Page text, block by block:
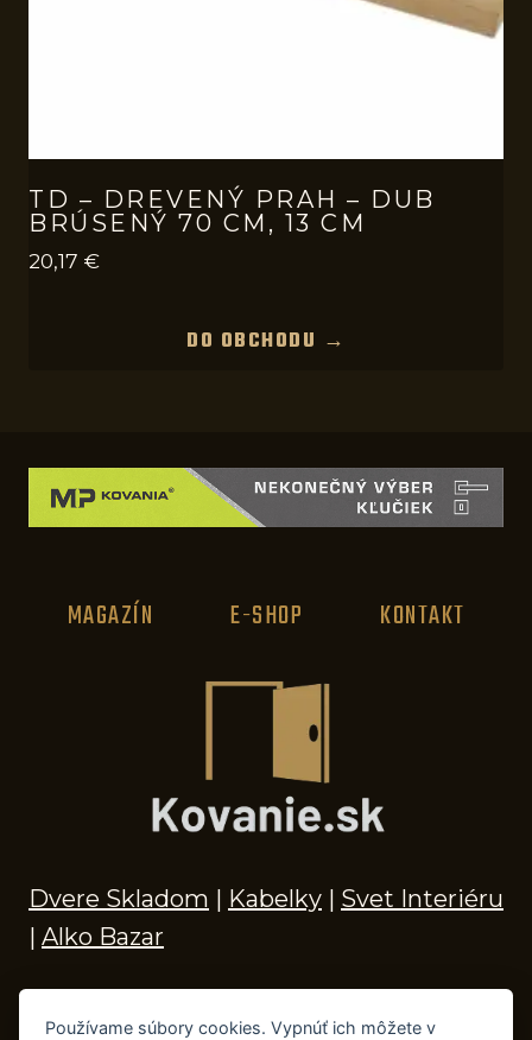
TD – DREVENÝ PRAH – DUB
BRÚSENÝ 70 CM, 13 CM
20,17 €
DO OBCHODU →
MAGAZÍN E-SHOP KONTAKT
Dvere Skladom | Kabelky | Svet Interiéru
| Alko Bazar
Používame súbory cookies. Vypnúť ich môžete v